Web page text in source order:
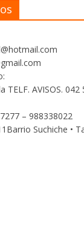
TELF. AVISOS. 042
– 988338022
Suchiche •